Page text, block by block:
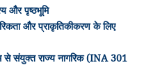
और पृष्ठभूमि
और प्राकृतिकीकरण के लिए
से संयुक्त राज्य नागरिक (INA 301